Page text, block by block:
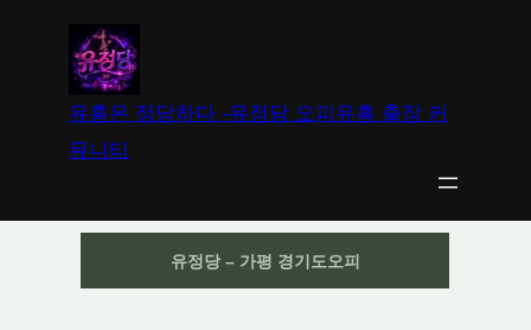
유흥은 정당하다 -유정당 오피유흥 출장 커
뮤니티
유정당 – 가평 경기도오피